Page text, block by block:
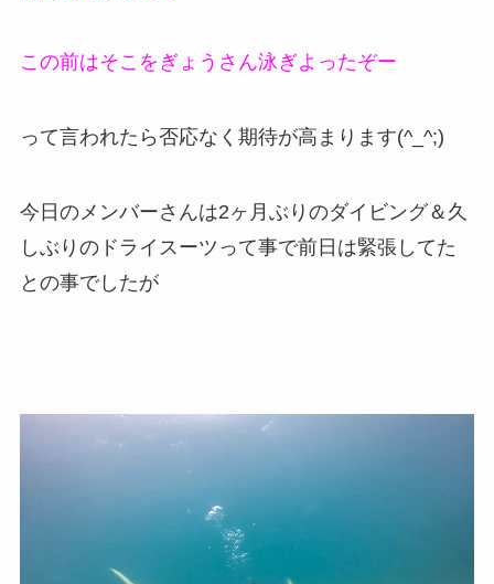
この前はそこをぎょうさん泳ぎよったぞー
って言われたら否応なく期待が高まります(^_^;)
今日のメンバーさんは2ヶ月ぶりのダイビング＆久
しぶりのドライスーツって事で前日は緊張してた
との事でしたが